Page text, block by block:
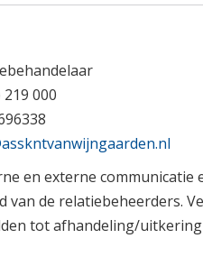
219 000
en externe communicatie
van de relatiebeheerders.
tot afhandeling/